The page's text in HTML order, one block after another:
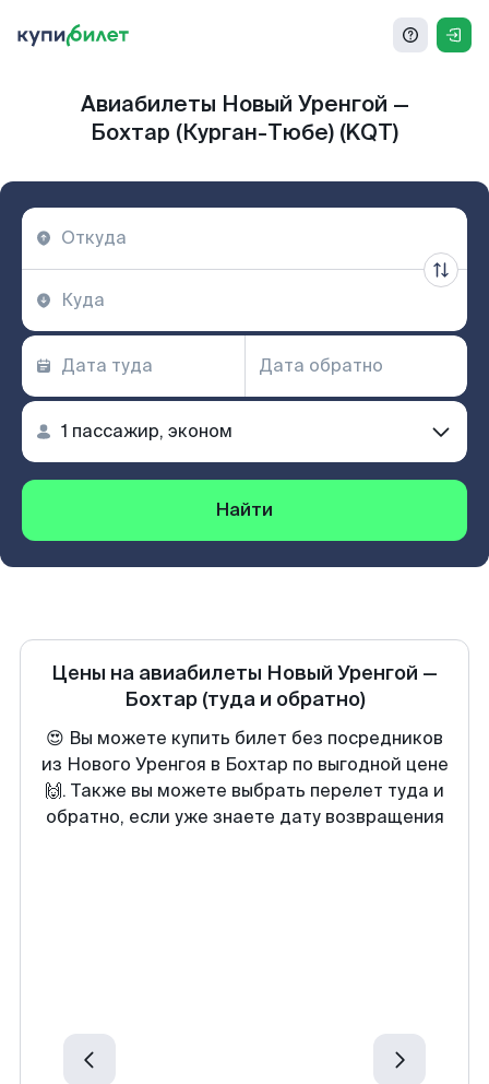
Авиабилеты Новый Уренгой —
Бохтар (Курган-Тюбе) (KQT)
Найти
Цены на авиабилеты Новый Уренгой —
Бохтар (туда и обратно)
😍 Вы можете купить билет без посредников
из Нового Уренгоя в Бохтар по выгодной цене
🙌. Также вы можете выбрать перелет туда и
обратно, если уже знаете дату возвращения